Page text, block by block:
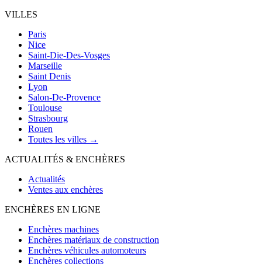
VILLES
Paris
Nice
Saint-Die-Des-Vosges
Marseille
Saint Denis
Lyon
Salon-De-Provence
Toulouse
Strasbourg
Rouen
Toutes les villes →
ACTUALITÉS & ENCHÈRES
Actualités
Ventes aux enchères
ENCHÈRES EN LIGNE
Enchères machines
Enchères matériaux de construction
Enchères véhicules automoteurs
Enchères collections